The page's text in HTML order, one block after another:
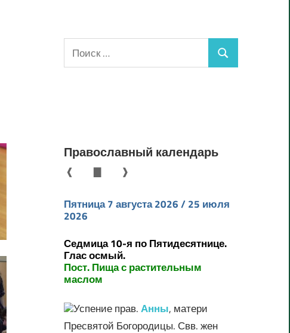
Поиск
для:
Поиск
Православный календарь
❰ ❱
Пятница 7 августа 2026 / 25 июля
2026
Седмица 10-я по Пятидесятнице.
Глас осмый.
Пост. Пища с растительным
маслом
Успение прав.Анны, матери
Пресвятой Богородицы. Свв. жен